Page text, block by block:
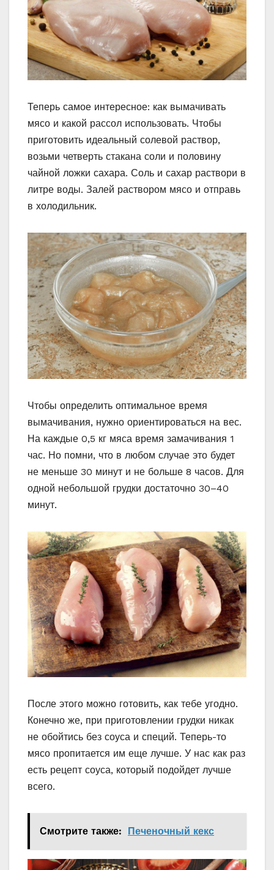
Теперь самое интересное: как вымачивать
мясо и какой рассол использовать. Чтобы
приготовить идеальный солевой раствор,
возьми четверть стакана соли и половину
чайной ложки сахара. Соль и сахар раствори в
литре воды. Залей раствором мясо и отправь
в холодильник.
Чтобы определить оптимальное время
вымачивания, нужно ориентироваться на вес.
На каждые 0,5 кг мяса время замачивания 1
час. Но помни, что в любом случае это будет
не меньше 30 минут и не больше 8 часов. Для
одной небольшой грудки достаточно 30–40
минут.
После этого можно готовить, как тебе угодно.
Конечно же, при приготовлении грудки никак
не обойтись без соуса и специй. Теперь-то
мясо пропитается им еще лучше. У нас как раз
есть рецепт соуса, который подойдет лучше
всего.
Смотрите также: Печеночный кекс